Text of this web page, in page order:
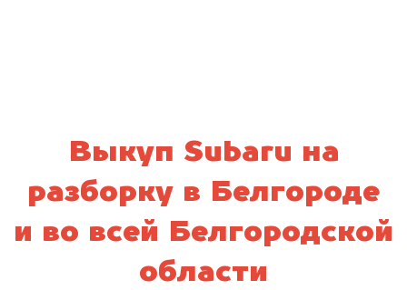
Выкуп Subaru на
разборку в Белгороде
и во всей Белгородской
области